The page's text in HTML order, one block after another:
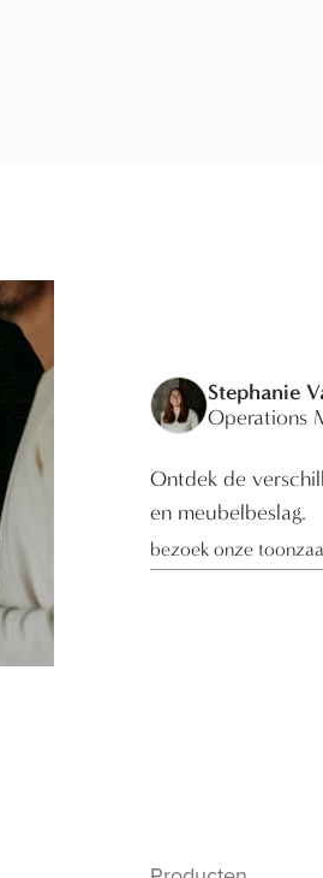
Stephanie
Operations
Ontdek de
en meubelbeslag.
bezoek onze